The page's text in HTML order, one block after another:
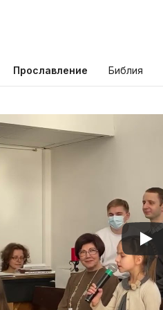
Прославление Библия